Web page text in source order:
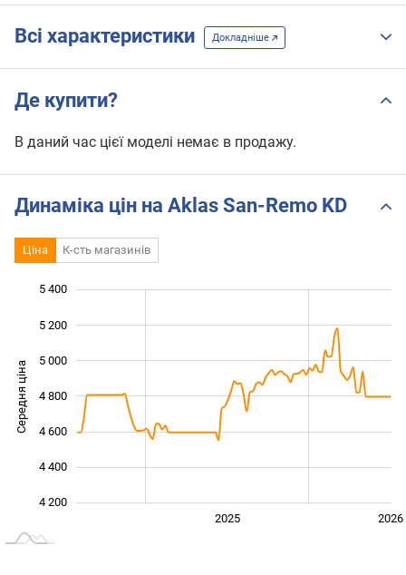
Всі характеристики Докладніше
Де купити?
В даний час цієї моделі немає в продажу.
Динаміка цін на Aklas San-Remo KD
Ціна К-сть магазинів
Середня ціна 4 200
4 200
4 400
4 600
4 800
5 000
5 200
5 400
2025 2026